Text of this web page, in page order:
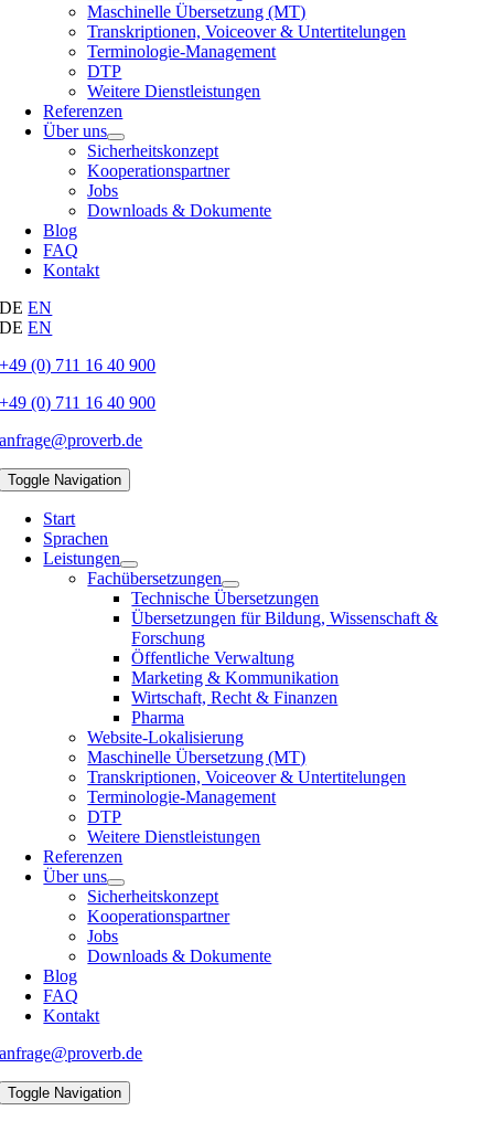
Maschinelle Übersetzung (MT)
Transkriptionen, Voiceover & Untertitelungen
Terminologie-Management
DTP
Weitere Dienstleistungen
Referenzen
Über uns
Sicherheitskonzept
Kooperationspartner
Jobs
Downloads & Dokumente
Blog
FAQ
Kontakt
DE EN
DE EN
+49 (0) 711 16 40 900
+49 (0) 711 16 40 900
anfrage@proverb.de
Toggle Navigation
Start
Sprachen
Leistungen
Fachübersetzungen
Technische Übersetzungen
Übersetzungen für Bildung, Wissenschaft &
Forschung
Öffentliche Verwaltung
Marketing & Kommunikation
Wirtschaft, Recht & Finanzen
Pharma
Website-Lokalisierung
Maschinelle Übersetzung (MT)
Transkriptionen, Voiceover & Untertitelungen
Terminologie-Management
DTP
Weitere Dienstleistungen
Referenzen
Über uns
Sicherheitskonzept
Kooperationspartner
Jobs
Downloads & Dokumente
Blog
FAQ
Kontakt
anfrage@proverb.de
Toggle Navigation